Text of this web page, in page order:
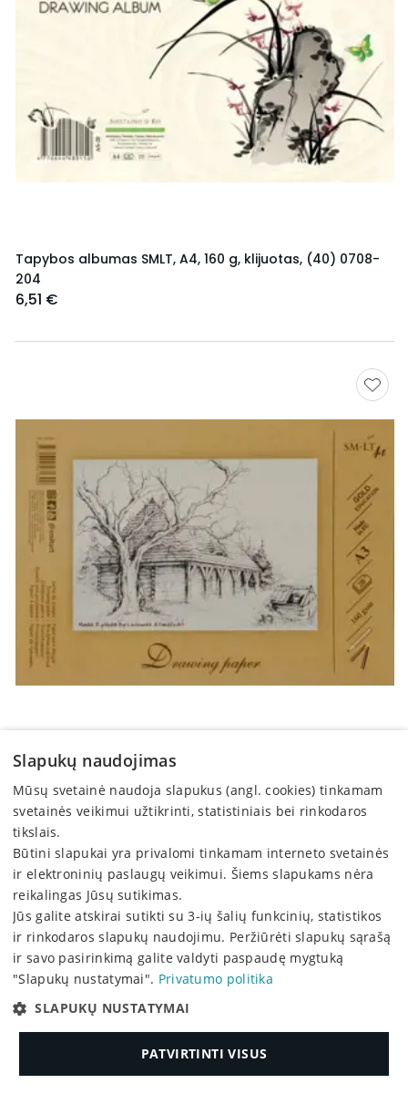
Tapybos albumas SMLT, A4, 160 g, klijuotas, (40) 0708-
204
6,51 €
Popierius braižymui SMLT, A3, 20 lapų, 160 g/m²
6,66 €
Slapukų naudojimas
Mūsų svetainė naudoja slapukus (angl. cookies) tinkamam
svetainės veikimui užtikrinti, statistiniais bei rinkodaros
tikslais.
Būtini slapukai yra privalomi tinkamam interneto svetainės
ir elektroninių paslaugų veikimui. Šiems slapukams nėra
reikalingas Jūsų sutikimas.
Jūs galite atskirai sutikti su 3-ių šalių funkcinių, statistikos
ir rinkodaros slapukų naudojimu. Peržiūrėti slapukų sąrašą
ir savo pasirinkimą galite valdyti paspaudę mygtuką
"Slapukų nustatymai". Privatumo politika
SLAPUKŲ NUSTATYMAI
PATVIRTINTI VISUS